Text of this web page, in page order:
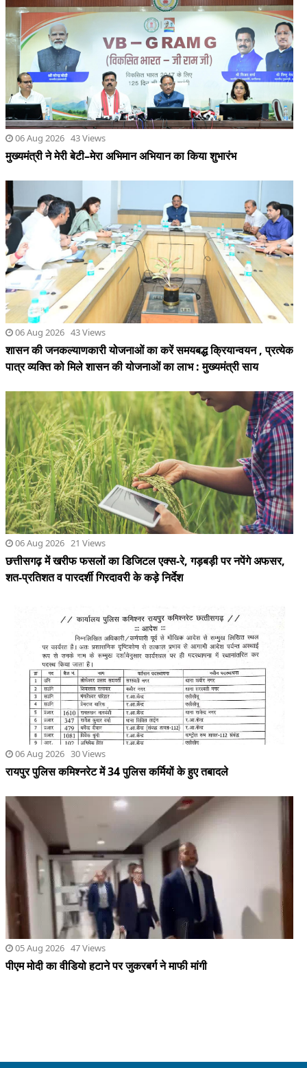
06 Aug 2026 43 Views
मुख्यमंत्री ने मेरी बेटी–मेरा अभिमान अभियान का किया शुभारंभ
06 Aug 2026 43 Views
शासन की जनकल्याणकारी योजनाओं का करें समयबद्ध क्रियान्वयन , प्रत्येक
पात्र व्यक्ति को मिले शासन की योजनाओं का लाभ : मुख्यमंत्री साय
06 Aug 2026 21 Views
छत्तीसगढ़ में खरीफ फसलों का डिजिटल एक्स-रे, गड़बड़ी पर नपेंगे अफसर,
शत-प्रतिशत व पारदर्शी गिरदावरी के कड़े निर्देश
06 Aug 2026 30 Views
रायपुर पुलिस कमिश्नरेट में 34 पुलिस कर्मियों के हुए तबादले
05 Aug 2026 47 Views
पीएम मोदी का वीडियो हटाने पर जुकरबर्ग ने माफी मांगी